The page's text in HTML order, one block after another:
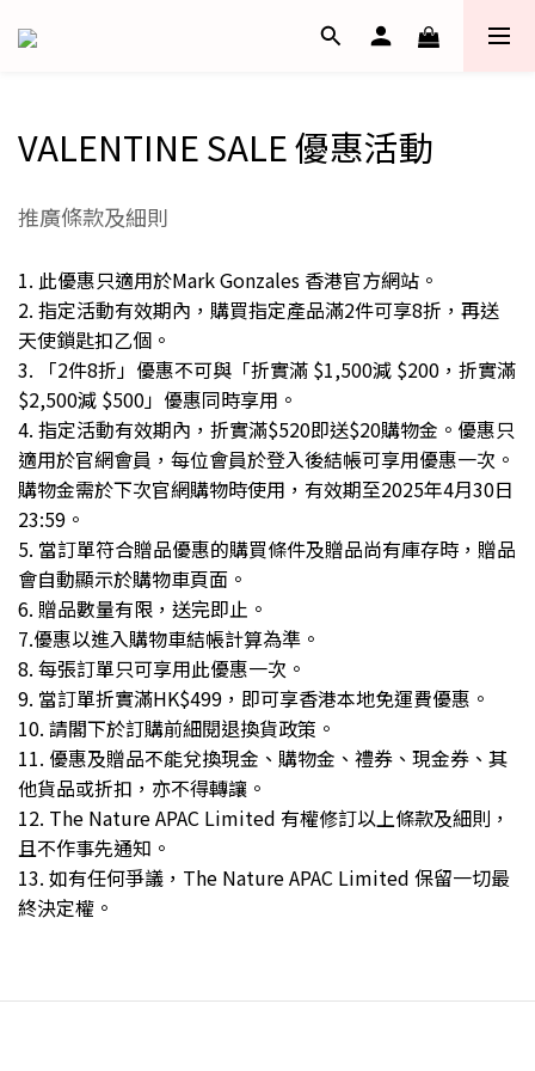
VALENTINE SALE 優惠活動
推廣條款及細則
1. 此優惠只適用於Mark Gonzales 香港官方網站。
2. 指定活動有效期內，購買指定產品滿2件可享8折，再送
天使鎖匙扣乙個。
3. 「2件8折」優惠不可與「折實滿 $1,500減 $200，折實滿
$2,500減 $500」優惠同時享用。
4. 指定活動有效期內，折實滿$520即送$20購物金。優惠只
適用於官網會員，每位會員於登入後結帳可享用優惠一次。
購物金需於下次官網購物時使用，有效期至2025年4月30日
23:59。
5. 當訂單符合贈品優惠的購買條件及贈品尚有庫存時，贈品
會自動顯示於購物車頁面。
6. 贈品數量有限，送完即止。
7.優惠以進入購物車結帳計算為準。
8. 每張訂單只可享用此優惠一次。
9. 當訂單折實滿HK$499，即可享香港本地免運費優惠。
10. 請閣下於訂購前細閱退換貨政策 。
11. 優惠及贈品不能兌換現金、購物金、禮券、現金券、其
他貨品或折扣，亦不得轉讓。
12. The Nature APAC Limited 有權修訂以上條款及細則，
且不作事先通知。
13. 如有任何爭議，The Nature APAC Limited 保留一切最
終決定權。